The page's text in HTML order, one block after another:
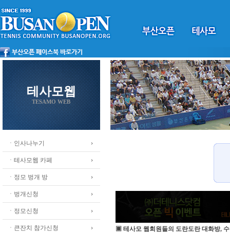
테사모웹
TESAMO WEB
ㆍ인사나누기
ㆍ테사모웹 카페
ㆍ정모 벙개 방
ㆍ벙개신청
ㆍ정모신청
ㆍ큰잔치 참가신청
▣ 테사모 웹회원들의 도란도란 대화방,